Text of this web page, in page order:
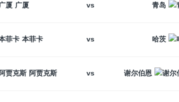
广厦 vs 青岛
本菲卡 vs 哈茨
阿贾克斯 vs 谢尔伯恩